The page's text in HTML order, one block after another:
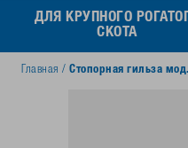
ДЛЯ КРУПНОГО
СКОТА
Главная / Стопорная гильза